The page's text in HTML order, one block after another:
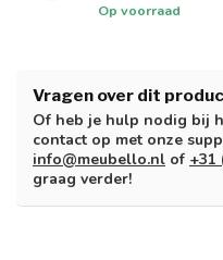
Op voorraad
Vragen over dit
Of heb je hulp nodig bij
contact op met onze
info@meubello.nl of +31
graag verder!